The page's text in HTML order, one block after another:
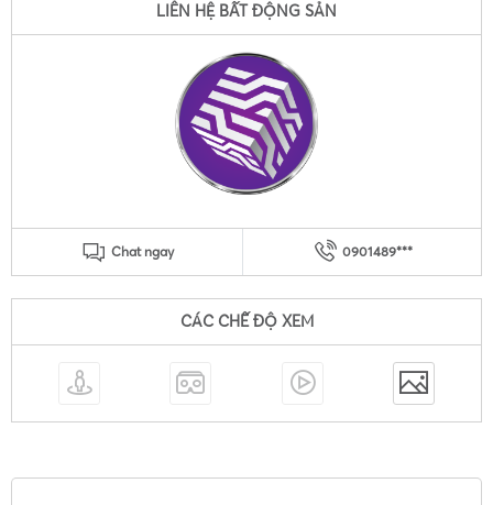
LIÊN HỆ BẤT ĐỘNG SẢN
Chat ngay 0901489***
CÁC CHẾ ĐỘ XEM